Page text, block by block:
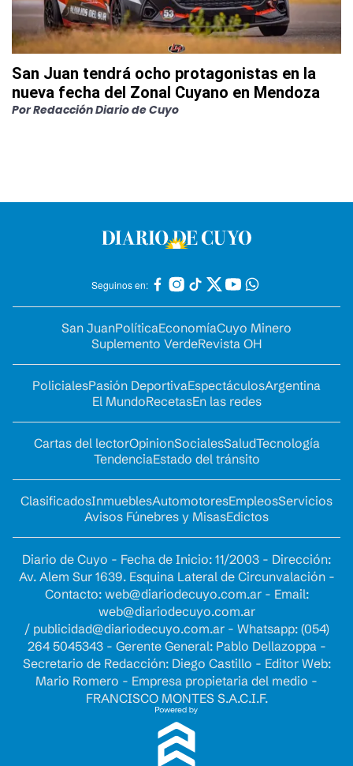
San Juan tendrá ocho protagonistas en la
nueva fecha del Zonal Cuyano en Mendoza
PorRedacción Diario de Cuyo
Seguinos en:
San JuanPolíticaEconomíaCuyo Minero
Suplemento VerdeRevista OH
PolicialesPasión DeportivaEspectáculosArgentina
El MundoRecetasEn las redes
Cartas del lectorOpinionSocialesSaludTecnología
TendenciaEstado del tránsito
ClasificadosInmueblesAutomotoresEmpleosServicios
Avisos Fúnebres y MisasEdictos
Diario de Cuyo - Fecha de Inicio: 11/2003 - Dirección:
Av. Alem Sur 1639. Esquina Lateral de Circunvalación -
Contacto: web@diariodecuyo.com.ar- Email:
web@diariodecuyo.com.ar
/ publicidad@diariodecuyo.com.ar- Whatsapp: (054)
264 5045343 - Gerente General: Pablo Dellazoppa -
Secretario de Redacción: Diego Castillo - Editor Web:
Mario Romero - Empresa propietaria del medio -
FRANCISCO MONTES S.A.C.I.F.